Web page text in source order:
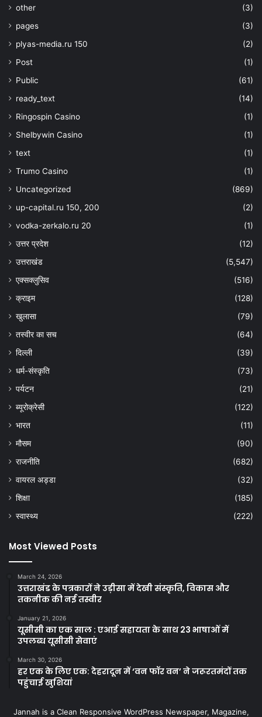
other
(3)
pages
(3)
plyas-media.ru 150
(2)
Post
(1)
Public
(61)
ready_text
(14)
Ringospin Casino
(1)
Shelbywin Casino
(1)
text
(1)
Trumo Casino
(1)
Uncategorized
(869)
up-capital.ru 150, 200
(2)
vodka-zerkalo.ru 20
(1)
उत्तर प्रदेश
(12)
उत्तराखंड
(5,547)
एक्सक्लुसिव
(516)
क्राइम
(128)
खुलासा
(79)
तस्वीर का सच
(64)
दिल्ली
(39)
धर्म-संस्कृति
(73)
पर्यटन
(21)
ब्यूरोक्रेसी
(122)
भारत
(11)
मौसम
(90)
राजनीति
(682)
वायरल अड्डा
(32)
शिक्षा
(185)
स्वास्थ्य
(222)
Most Viewed Posts
March 24, 2026
उत्तराखंड के पत्रकारों ने उड़ीसा में देखी संस्कृति, विकास और
तकनीक की नई तस्वीर
January 21, 2026
यूसीसी का एक साल : एआई सहायता के साथ 23 भाषाओं में
उपलब्ध यूसीसी सेवाएं
March 30, 2026
हर एक के लिए एक: देहरादून में ‘वन फॉर वन’ ने जरूरतमंदों तक
पहुंचाई खुशियां
Jannah is a Clean Responsive WordPress Newspaper, Magazine,